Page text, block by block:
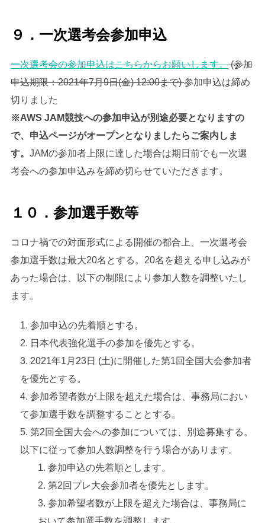
９．一次選考会参加申込
一次選考会の参加申込はこちらからお願いします。(参加
申込期限：2021年7月9日(金) 12:00まで)参加申込は締め
切りました
※AWS JAM競技への参加申込が別途必要となりますの
で、申込ページがオープンとなりましたらご案内しま
す。 JAMの参加者上限に達した場合は期日前でも一次選
考会への参加申込みを締め切らせていただきます。
１０．参加選手数等
コロナ禍での対面形式による開催の都合上、一次選考会
参加選手数は最大20名とする。20名を超える申し込みが
あった場合は、以下の制限により参加人数を調整いたし
ます。
参加申込の先着順とする。
日本代表強化選手の参加を優先とする。
2021年1月23日 (土)に開催した第1回全国大会参加者
を優先とする。
参加希望者数が上限を超えた場合は、事務局におい
て参加選手数を調整することとする。
第2回全国大会への参加については、別途募集する。
以下に従って参加人数調整を行う場合があります。
参加申込の先着順とします。
第2回プレ大会参加者を優先とします。
参加希望者数が上限を超えた場合は、事務局に
おいて参加選手数を調整します。